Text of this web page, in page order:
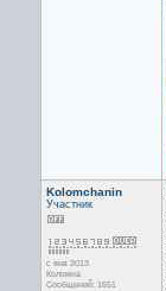
Kolomchanin
Участник
с янв 2013
Коломна
Сообщений: 1651